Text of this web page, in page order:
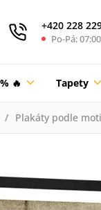
+420 228
Po-Pá:
🔥 Tapety
Plakáty podle